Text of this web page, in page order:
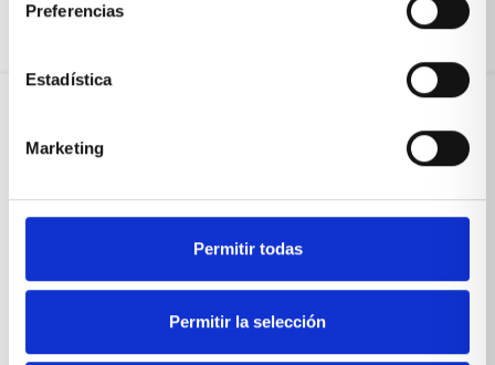
Preferencias
Estadística
Marketing
Permitir todas
Permitir la selección
Sobre Xíkara
Inicio
SOLICITA UNA CITA